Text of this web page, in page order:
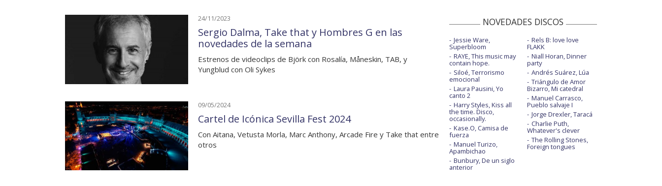
24/11/2023
Sergio Dalma, Take that y Hombres G en las
novedades de la semana
Estrenos de videoclips de Björk con Rosalía, Måneskin, TAB, y
Yungblud con Oli Sykes
09/05/2024
Cartel de Icónica Sevilla Fest 2024
Con Aitana, Vetusta Morla, Marc Anthony, Arcade Fire y Take that entre
otros
NOVEDADES DISCOS
Jessie Ware,
Superbloom
RAYE, This music may
contain hope.
Siloé, Terrorismo
emocional
Laura Pausini, Yo
canto 2
Harry Styles, Kiss all
the time. Disco,
occasionally.
Kase.O, Camisa de
fuerza
Manuel Turizo,
Apambichao
Bunbury, De un siglo
anterior
Rels B: love love
FLAKK
Niall Horan, Dinner
party
Andrés Suárez, Lúa
Triángulo de Amor
Bizarro, Mi catedral
Manuel Carrasco,
Pueblo salvaje I
Jorge Drexler, Taracá
Charlie Puth,
Whatever's clever
The Rolling Stones,
Foreign tongues